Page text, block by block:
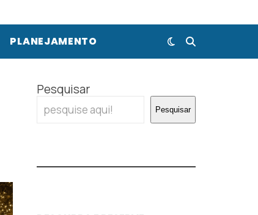
PLANEJAMENTO
Pesquisar
Pesquisar